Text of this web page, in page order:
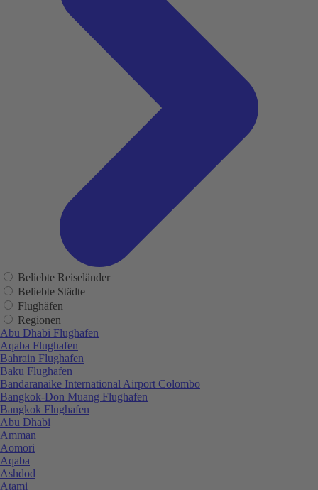
Beliebte Reiseländer
Beliebte Städte
Flughäfen
Regionen
Abu Dhabi Flughafen
Aqaba Flughafen
Bahrain Flughafen
Baku Flughafen
Bandaranaike International Airport Colombo
Bangkok-Don Muang Flughafen
Bangkok Flughafen
Abu Dhabi
Amman
Aomori
Aqaba
Ashdod
Atami